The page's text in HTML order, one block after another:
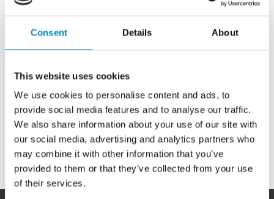
Consent Details About
This website uses cookies
We use cookies to personalise content and ads, to
provide social media features and to analyse our traffic.
We also share information about your use of our site with
our social media, advertising and analytics partners who
may combine it with other information that you’ve
provided to them or that they’ve collected from your use
of their services.
Aquastop
Til 80cm skabe Anvendes til vaskeskabe.